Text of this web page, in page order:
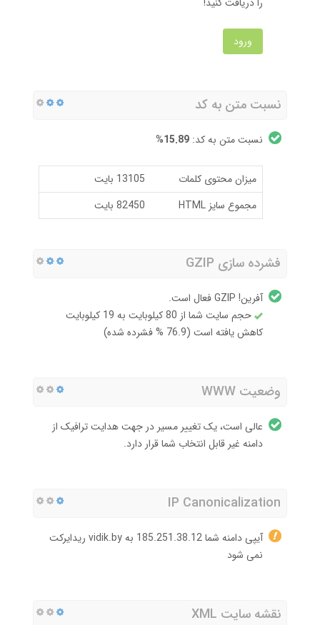
ورود
نسبت متن به کد
نسبت متن به کد: 15.89%
میزان محتوی کلمات
13105 بایت
مجموع سایز HTML
82450 بایت
فشرده سازی GZIP
آفرین! GZIP فعال است.
حجم سایت شما از 80 کیلوبایت به 19 کیلوبایت
کاهش یافته است (76.9 % فشرده شده)
وضعیت WWW
عالی است، یک تغییر مسیر در جهت هدایت ترافیک از
دامنه غیر قابل انتخاب شما قرار دارد.
IP Canonicalization
آیپی دامنه شما 185.251.38.12 به vidik.by ریدایرکت
نمی شود
نقشه سایت XML